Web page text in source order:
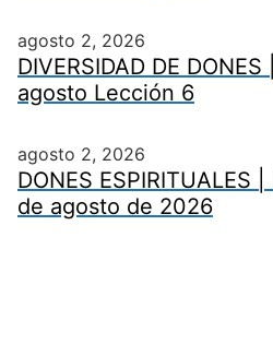
agosto 2, 2026
DIVERSIDAD DE
agosto Lección 6
agosto 2, 2026
DONES ESPIRITUALES
de agosto de 2026